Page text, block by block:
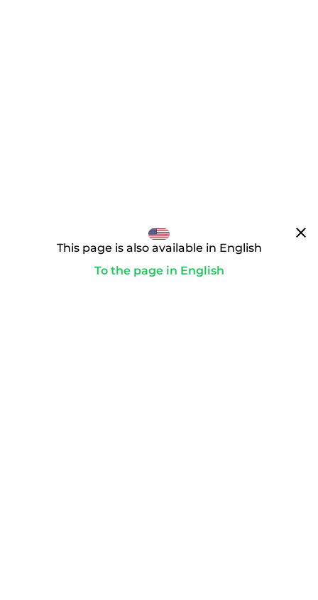
This page is also available in English
To the page in English
clear